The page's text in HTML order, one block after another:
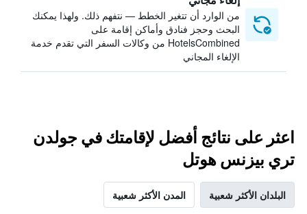
من الوارد أن تتغير الخطط — نتفهم ذلك. ولهذا يمكنك
البحث وحجز فنادق وأماكن إقامة على
HotelsCombined من وكالات السفر التي تقدم خدمة
الإلغاء المجاني
اعثر على نتائج أفضل لإقامتك في جولدن
تري بيزنس هوتل
البلدان الأكثر شعبية المدن الأكثر شعبية